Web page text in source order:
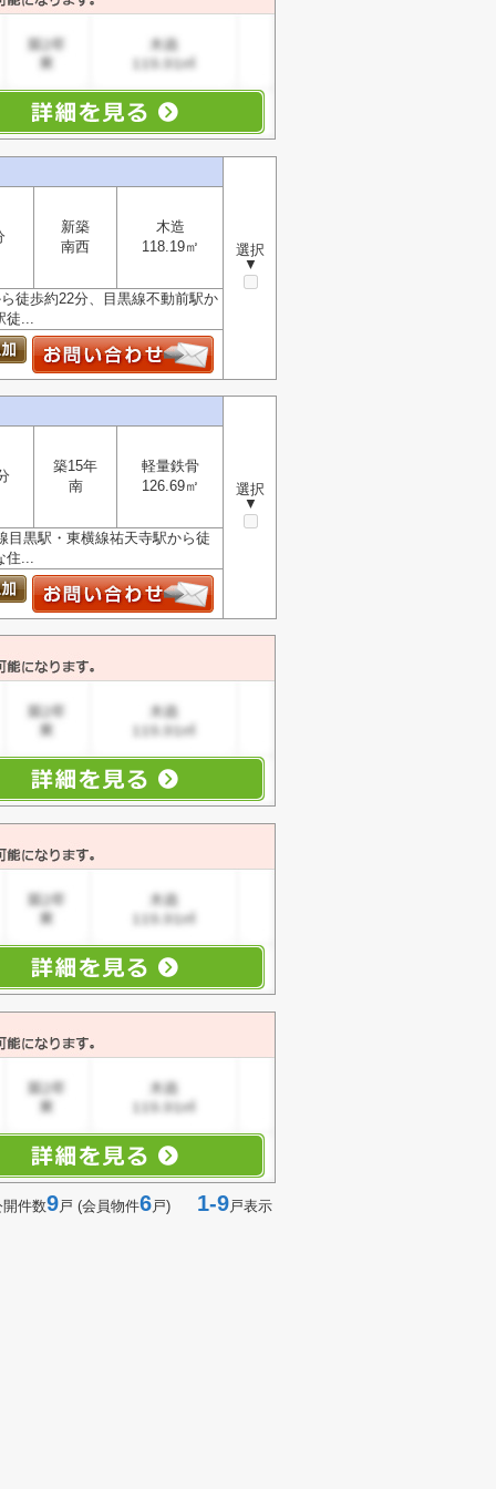
選択
▼
新築
南西
木造
118.19㎡
徒歩約22分、目黒線不動前駅か
徒...
選択
▼
築15年
南
軽量鉄骨
126.69㎡
目黒駅・東横線祐天寺駅から徒
住...
開件数9戸 (会員物件6戸) 1-9戸表示